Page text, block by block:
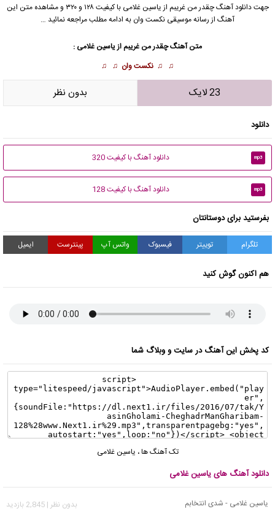
جهت دانلود آهنگ چقدر من غریبم از یاسین غلامی
با کیفیت ۱۲۸ و ۳۲۰ و مشاهده متن این
آهنگ از رسانه موسیقی نکست وان به ادامه مطلب مراجعه نمائید …
متن آهنگ چقدر من غریبم ازیاسین غلامی :
♫ ♫ نکست وان ♫ ♫
23 لایک بدون نظر
دانلود
mp3 دانلود آهنگ با کیفیت 320
mp3 دانلود آهنگ با کیفیت 128
بفرستید برای دوستانتان
تلگرام توییتر فیسبوک واتس آپ پینترست ایمیل
هم اکنون گوش کنید
کد پخش این آهنگ در سایت و وبلاگ شما
تک آهنگ ها، یاسین غلامی
دانلود آهنگ های یاسین غلامی
یاسین غلامی - شدی انتخابم بدون نظر | 2,845 بازدید